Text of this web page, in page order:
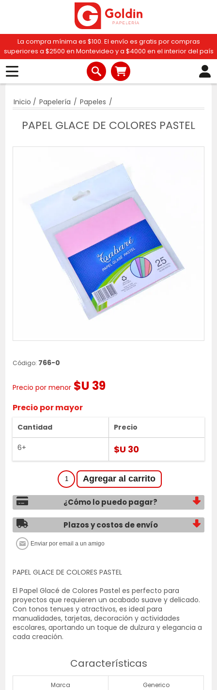
La compra mínima es $100. El envío es gratis por compras
superiores a $2500 en Montevideo y a $4000 en el interior del país
Inicio / Papelería / Papeles /
PAPEL GLACE DE COLORES PASTEL
Código: 766-0
Precio por menor $U 39
Precio por mayor
Cantidad
6+
Precio
$U 30
¿Cómo lo puedo pagar?
Plazos y costos de envío
PAPEL GLACE DE COLORES PASTEL
El Papel Glacé de Colores Pastel es perfecto para
proyectos que requieren un acabado suave y delicado.
Con tonos tenues y atractivos, es ideal para
manualidades, tarjetas, decoración y actividades
escolares, aportando un toque de dulzura y elegancia a
cada creación.
Características
Marca Generico